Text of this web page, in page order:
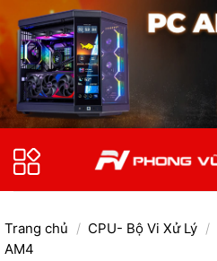
qua
nội
dung
Trang chủ / CPU- Bộ Vi Xử Lý /
AM4